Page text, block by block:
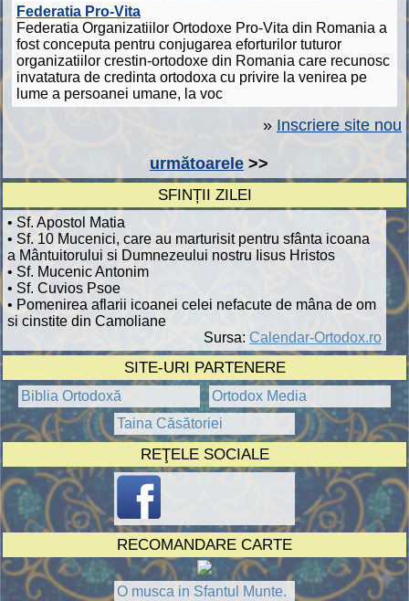
Federatia Pro-Vita
Federatia Organizatiilor Ortodoxe Pro-Vita din Romania a
fost conceputa pentru conjugarea eforturilor tuturor
organizatiilor crestin-ortodoxe din Romania care recunosc
invatatura de credinta ortodoxa cu privire la venirea pe
lume a persoanei umane, la voc
» Inscriere site nou
următoarele >>
SFINȚII ZILEI
• Sf. Apostol Matia
• Sf. 10 Mucenici, care au marturisit pentru sfânta icoana
a Mântuitorului si Dumnezeului nostru Iisus Hristos
• Sf. Mucenic Antonim
• Sf. Cuvios Psoe
• Pomenirea aflarii icoanei celei nefacute de mâna de om
si cinstite din Camoliane
Sursa: Calendar-Ortodox.ro
SITE-URI PARTENERE
Biblia Ortodoxă
Ortodox Media
Taina Căsătoriei
REŢELE SOCIALE
RECOMANDARE CARTE
O musca in Sfantul Munte.